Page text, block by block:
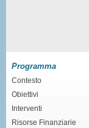
Programma
Contesto
Obiettivi
Interventi
Risorse Finanziarie